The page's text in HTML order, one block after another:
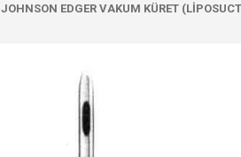
JOHNSON EDGER VAKUM KÜRET